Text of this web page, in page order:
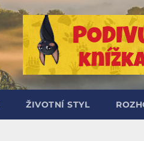
ŽIVOTNÍ STYL